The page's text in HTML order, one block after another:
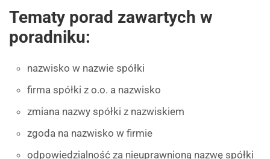
Tematy porad zawartych w
poradniku:
nazwisko w nazwie spółki
firma spółki z o.o. a nazwisko
zmiana nazwy spółki z nazwiskiem
zgoda na nazwisko w firmie
odpowiedzialność za nieuprawnioną nazwę spółki